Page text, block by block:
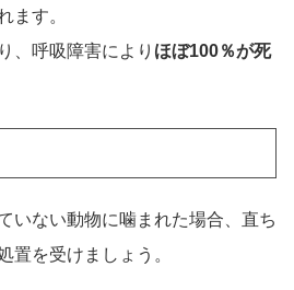
ます。
、呼吸障害により ほぼ100％が死
いない動物に噛まれた場合、直ち
置を受けましょう。